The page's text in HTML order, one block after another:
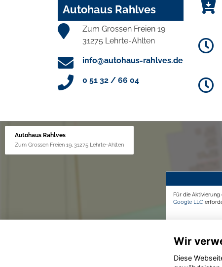
Autohaus Rahlves
Zum Grossen Freien 19
31275 Lehrte-Ahlten
info@autohaus-rahlves.de
0 51 32 / 66 04
Autohaus Rahlves
Zum Grossen Freien 19, 31275 Lehrte-Ahlten
Für die
Google LLC
Wir
Diese